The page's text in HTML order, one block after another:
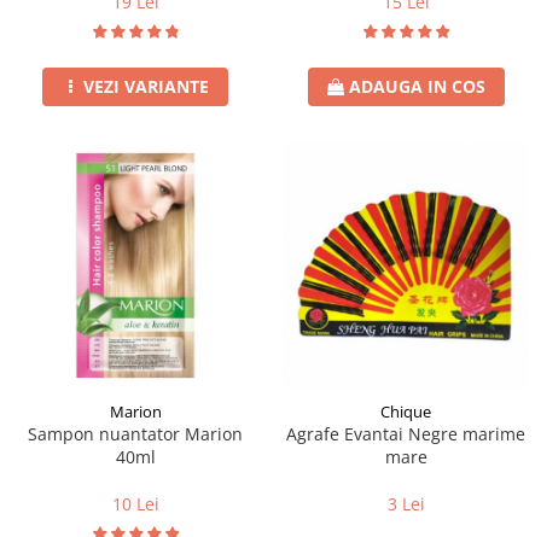
VEZI VARIANTE ADAUGA IN COS
Marion
Sampon nuantator Marion
40ml
10 Lei
Chique
Agrafe Evantai Negre marime
mare
3 Lei